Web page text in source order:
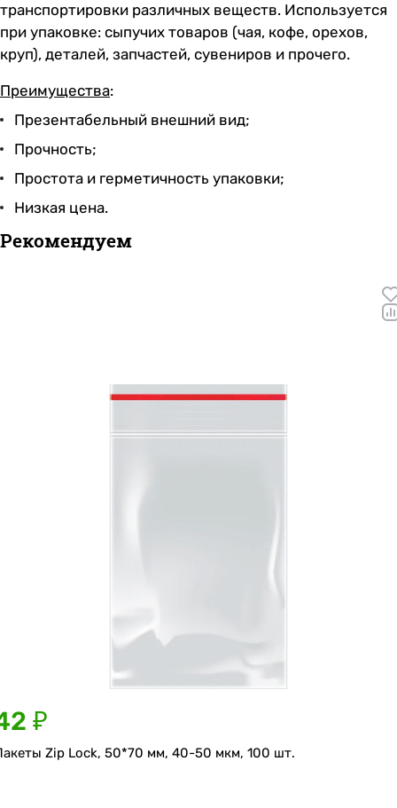
транспортировки различных веществ. Используется
при упаковке: сыпучих товаров (чая, кофе, орехов,
круп), деталей, запчастей, сувениров и прочего.
Преимущества:
Презентабельный внешний вид;
Прочность;
Простота и герметичность упаковки;
Низкая цена.
Рекомендуем
₽
Zip Lock, 50*70 мм, 40-50 мкм, 100 шт.